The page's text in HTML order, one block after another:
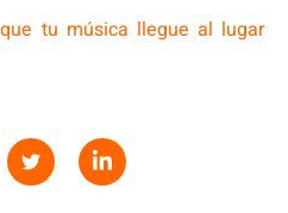
tu música llegue al lugar